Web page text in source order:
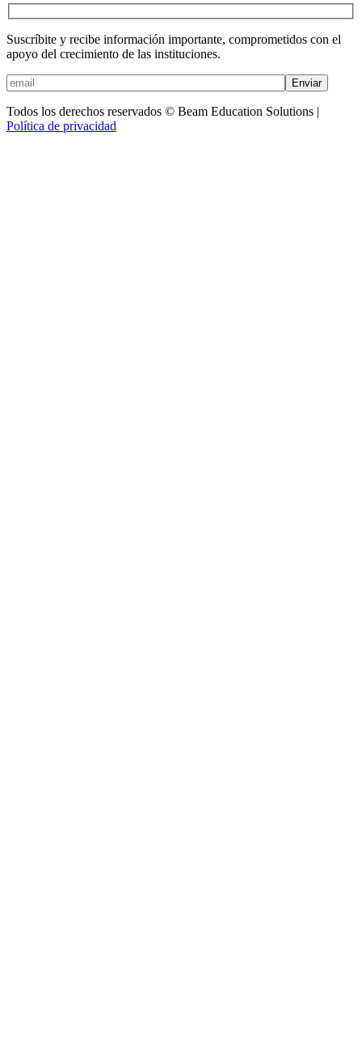
Suscríbite y recibe información importante, comprometidos con el
apoyo del crecimiento de las instituciones.
Enviar
Todos los derechos reservados © Beam Education Solutions |
Política de privacidad